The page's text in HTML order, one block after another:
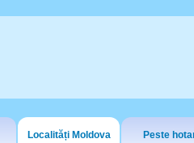
Localități Moldova Peste